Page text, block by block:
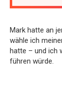
Mark hatte an
wähle ich
hatte – und ich
führen würde.